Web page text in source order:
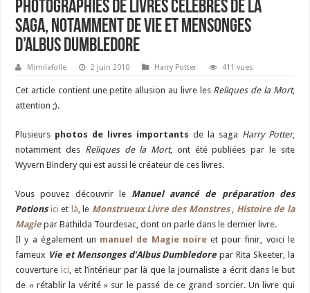
Photographies de livres célèbres de la
saga, notamment de Vie et Mensonges
d’Albus Dumbledore
Mimilafolle 2 juin 2010 Harry Potter 411 vues
Cet article contient une petite allusion au livre les Reliques de la Mort,
attention ;).
Plusieurs photos de livres importants de la saga Harry Potter,
notamment des Reliques de la Mort, ont été publiées par le site
Wyvern Bindery qui est aussi le créateur de ces livres.
Vous pouvez découvrir le Manuel avancé de préparation des
Potions ici et là, le Monstrueux Livre des Monstres , Histoire de la
Magie par Bathilda Tourdesac, dont on parle dans le dernier livre.
Il y a également un manuel de Magie noireet pour finir, voici le
fameux Vie et Mensonges d’Albus Dumbledore par Rita Skeeter, la
couvertureici, et l’intérieur par là que la journaliste a écrit dans le but
de « rétablir la vérité » sur le passé de ce grand sorcier. Un livre qui